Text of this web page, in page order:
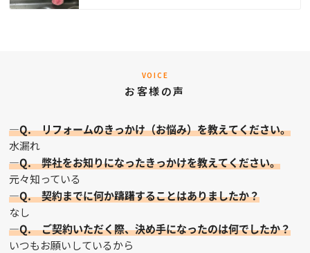
VOICE
お客様の声
—Q. リフォームのきっかけ（お悩み）を教えてください。
水漏れ
—Q. 弊社をお知りになったきっかけを教えてください。
元々知っている
—Q. 契約までに何か躊躇することはありましたか？
なし
—Q. ご契約いただく際、決め手になったのは何でしたか？
いつもお願いしているから